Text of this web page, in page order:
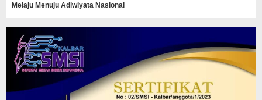
Melaju Menuju Adiwiyata Nasional